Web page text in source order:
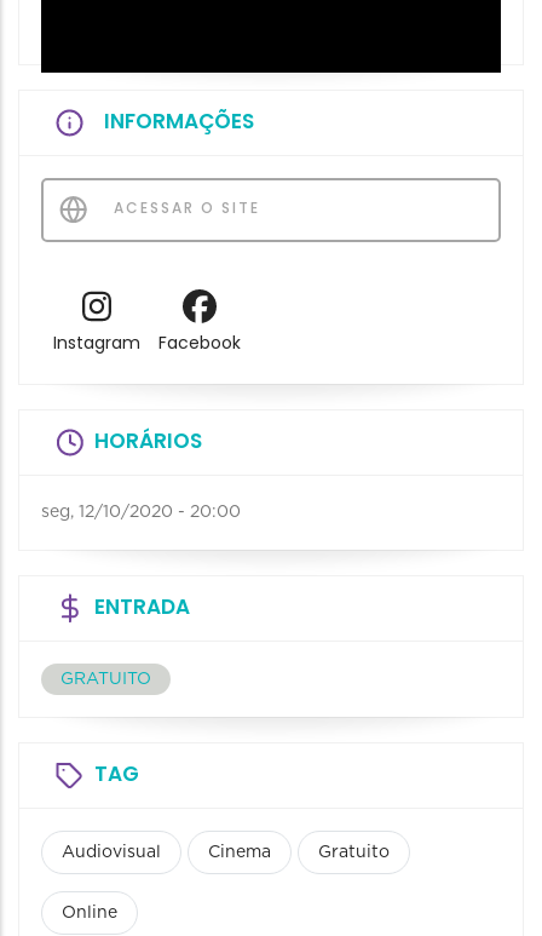
INFORMAÇÕES
ACESSAR O SITE
Instagram Facebook
HORÁRIOS
seg, 12/10/2020 - 20:00
ENTRADA
GRATUITO
TAG
Audiovisual Cinema Gratuito
Online